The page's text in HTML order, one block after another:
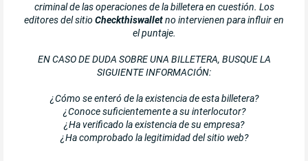
criminal de las operaciones de la billetera en cuestión. Los
editores del sitioCheckthiswalletno intervienen para influir en
el puntaje.
EN CASO DE DUDA SOBRE UNA BILLETERA, BUSQUE LA
SIGUIENTE INFORMACIÓN:
¿Cómo se enteró de la existencia de esta billetera?
¿Conoce suficientemente a su interlocutor?
¿Ha verificado la existencia de su empresa?
¿Ha comprobado la legitimidad del sitio web?